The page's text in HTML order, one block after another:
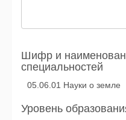
Шифр и
специальностей
05.06.01 Науки о земле
Уровень